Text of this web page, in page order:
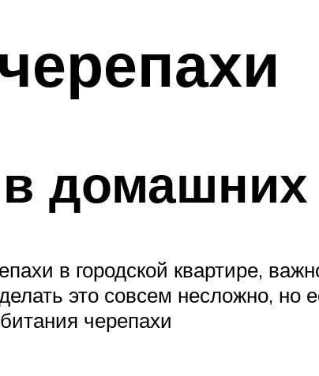
домашних
в городской квартире,
это совсем несложно, но
черепахи